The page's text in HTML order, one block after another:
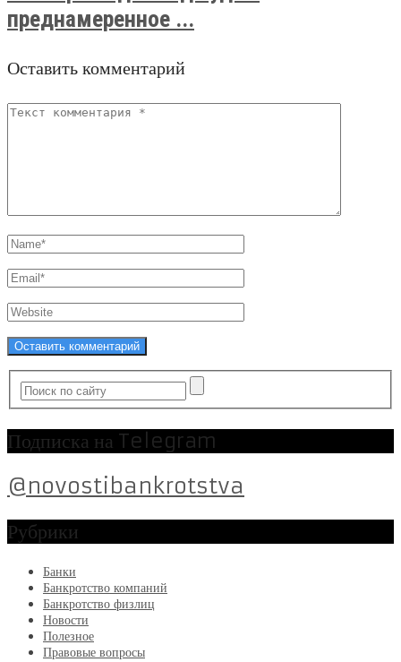
преднамеренное ...
Оставить комментарий
Подписка на Telegram
@novostibankrotstva
Рубрики
Банки
Банкротство компаний
Банкротство физлиц
Новости
Полезное
Правовые вопросы